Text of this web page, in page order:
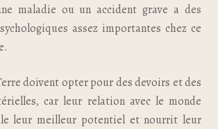
maladie ou un accident grave a des
assez importantes chez ce
doivent opter pour des devoirs et des
car leur relation avec le monde
leur meilleur potentiel et nourrit leur